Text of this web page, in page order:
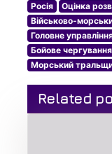
Росія Оцінка
Військово-
Головне
Бойове чергування
Морський
Related